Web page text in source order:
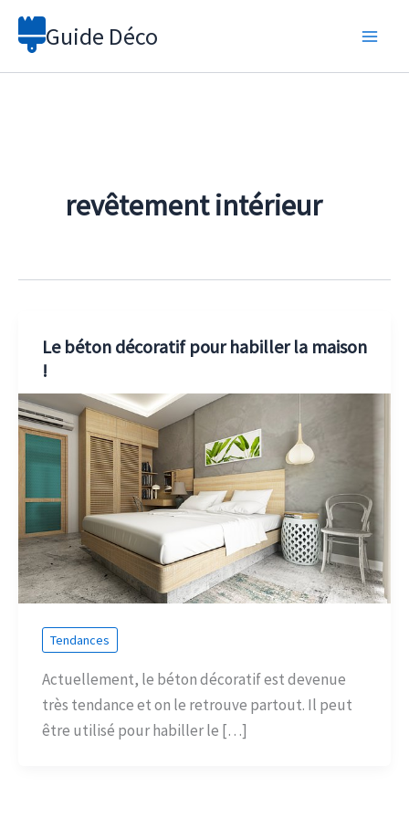
Aller
Guide Déco
revêtement intérieur
Le béton décoratif pour habiller la maison
!
Tendances
Actuellement, le béton décoratif est devenue
très tendance et on le retrouve partout. Il peut
être utilisé pour habiller le […]